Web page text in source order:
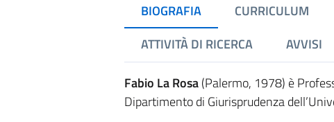
BIOGRAFIA CURRICULUM
ATTIVITÀ DI RICERCA
AVVISI
Fabio La Rosa(Palermo, 1978) è
Dipartimento di Giurisprudenza